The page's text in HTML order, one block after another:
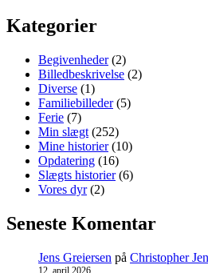
Kategorier
Begivenheder(2)
Billedbeskrivelse (2)
Diverse (1)
Familiebilleder(5)
Ferie (7)
Min slægt (252)
Mine historier(10)
Opdatering (16)
Slægts historier(6)
Vores dyr(2)
Seneste Komentar
Jens Greiersen på Christopher
12. april 2026